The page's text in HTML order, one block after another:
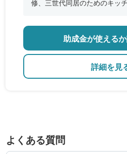
修、三世代同居のためのキッ
詳細を見
助成金が使える
よくある質問